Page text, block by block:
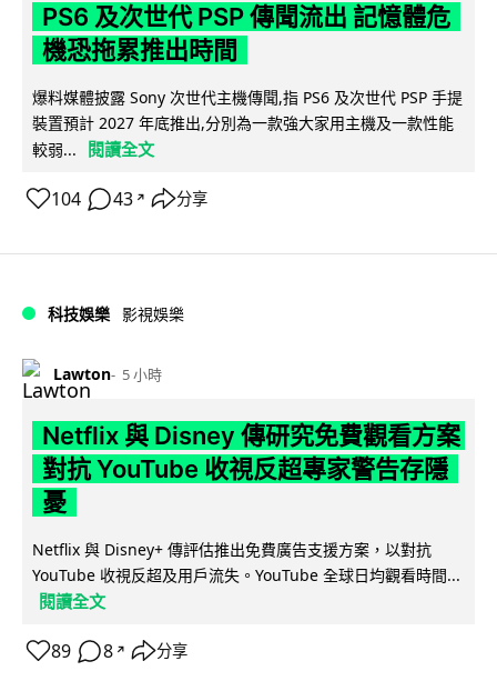
PS6 及次世代 PSP 傳聞流出 記憶體危
機恐拖累推出時間
爆料媒體披露 Sony 次世代主機傳聞,指 PS6 及次世代 PSP 手提
裝置預計 2027 年底推出,分別為一款強大家用主機及一款性能
較弱...
閱讀全文
104 43 ↗ 分享
科技娛樂 影視娛樂
Lawton 5 小時
Netflix 與 Disney 傳研究免費觀看方案
對抗 YouTube 收視反超專家警告存隱
憂
Netflix 與 Disney+ 傳評估推出免費廣告支援方案，以對抗
YouTube 收視反超及用戶流失。YouTube 全球日均觀看時間...
閱讀全文
89 8 ↗ 分享